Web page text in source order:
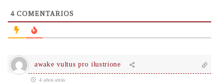
4COMENTARIOS
awake vultus pro ilustrione
4 años atrás